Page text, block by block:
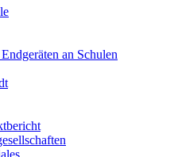
an Schulen